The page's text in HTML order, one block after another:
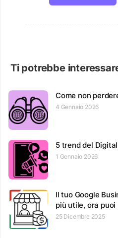
Ti potrebbe
Come non
4 Gennaio 2026
5 trend del
1 Gennaio 2026
Il tuo Google
più utile, ora
25 Dicembre 2025